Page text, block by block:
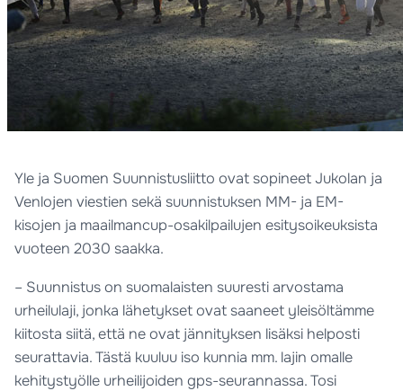
Yle ja Suomen Suunnistusliitto ovat sopineet Jukolan ja
Venlojen viestien sekä suunnistuksen MM- ja EM-
kisojen ja maailmancup-osakilpailujen esitysoikeuksista
vuoteen 2030 saakka.
– Suunnistus on suomalaisten suuresti arvostama
urheilulaji, jonka lähetykset ovat saaneet yleisöltämme
kiitosta siitä, että ne ovat jännityksen lisäksi helposti
seurattavia. Tästä kuuluu iso kunnia mm. lajin omalle
kehitystyölle urheilijoiden gps-seurannassa. Tosi